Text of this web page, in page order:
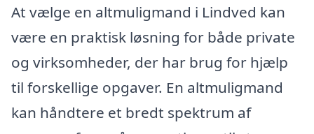
At vælge en altmuligmand i Lindved kan
være en praktisk løsning for både private
og virksomheder, der har brug for hjælp
til forskellige opgaver. En altmuligmand
kan håndtere et bredt spektrum af